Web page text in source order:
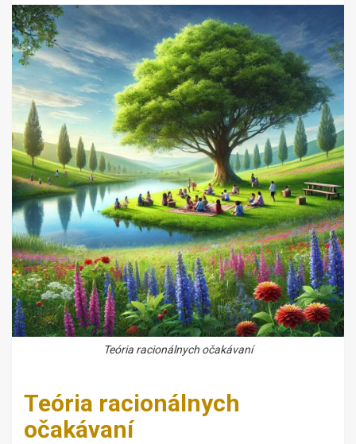
Teória racionálnych očakávaní
Teória racionálnych
očakávaní